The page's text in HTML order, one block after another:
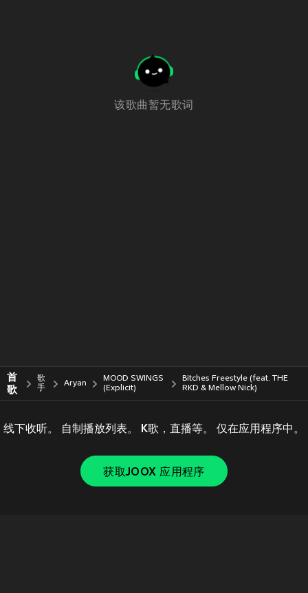
该歌曲暂无歌词
首
歌
歌
手
Aryan
MOOD SWINGS
(Explicit)
Bitches Freestyle (feat. THE
RKD & Mellow Nick)
线下收听。 自制播放列表。 K歌，直播等。 仅在应用程序中。
获取JOOX 应用程序